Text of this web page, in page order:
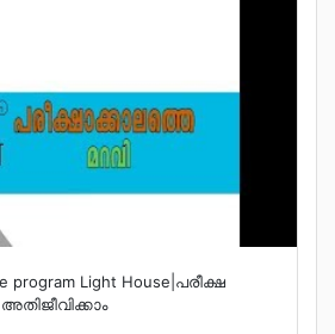
program Light House|പരീക്ഷ